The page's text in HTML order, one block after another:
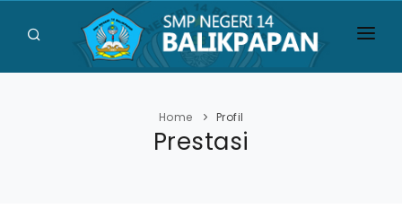
HOME
Home Profil
Prestasi